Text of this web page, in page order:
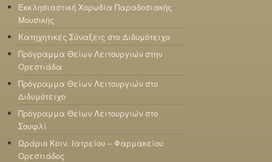
Εκκλησιαστική Χορωδία Παραδοσιακής
Μουσικής
Κατηχητικές Σύναξεις στο Διδυμότειχο
Πρόγραμμα Θείων Λειτουργιών στην
Ορεστιάδα
Πρόγραμμα Θείων Λειτουργιών στο
Διδυμότειχο
Πρόγραμμα Θείων Λειτουργιών στο
Σουφλί
Ωράριο Κοιν. Ιατρείου – Φαρμακείου
Ορεστιάδος